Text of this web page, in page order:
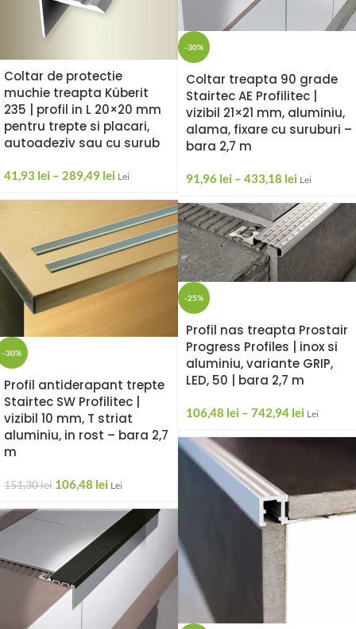
Coltar de protectie
muchie treapta Küberit
235 | profil in L 20×20 mm
pentru trepte si placari,
autoadeziv sau cu surub
41,93 lei – 289,49 lei Lei
-30%
Coltar treapta 90 grade
Stairtec AE Profilitec |
vizibil 21×21 mm, aluminiu,
alama, fixare cu suruburi –
bara 2,7 m
91,96 lei – 433,18 lei Lei
-30%
Profil antiderapant trepte
Stairtec SW Profilitec |
vizibil 10 mm, T striat
aluminiu, in rost – bara 2,7
m
151,30lei 106,48 lei Lei
-25%
Profil nas treapta Prostair
Progress Profiles | inox si
aluminiu, variante GRIP,
LED, 50 | bara 2,7 m
106,48 lei – 742,94 lei Lei